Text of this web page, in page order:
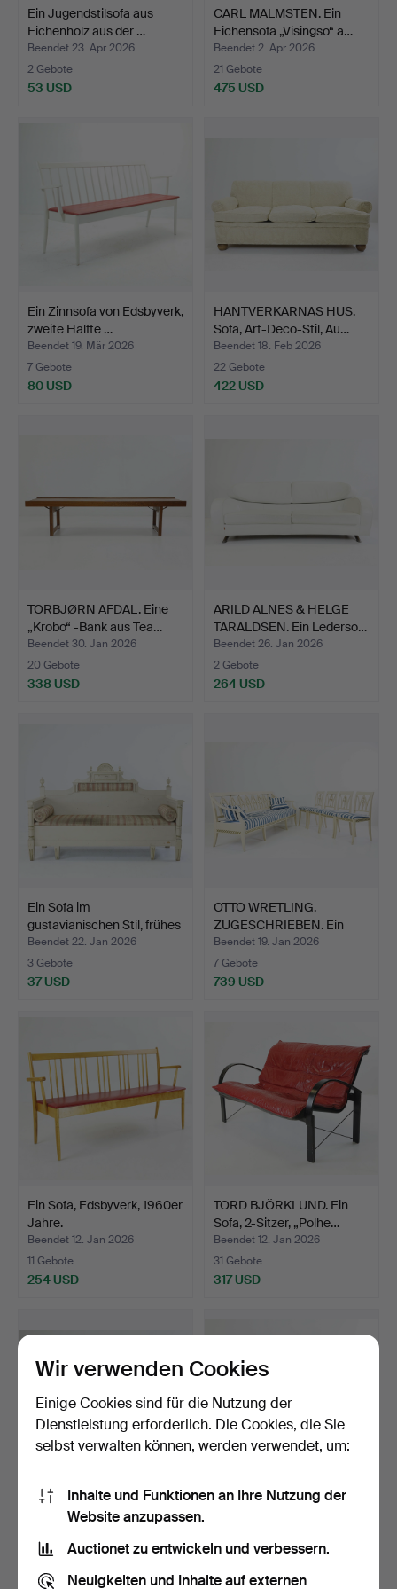
Ein Jugendstilsofa aus
Eichenholz aus der …
Beendet 23. Apr 2026
2 Gebote
53 USD
CARL MALMSTEN. Ein
Eichensofa „Visingsö“ a…
Beendet 2. Apr 2026
21 Gebote
475 USD
Ein Zinnsofa von Edsbyverk,
zweite Hälfte …
Beendet 19. Mär 2026
7 Gebote
80 USD
HANTVERKARNAS HUS.
Sofa, Art-Deco-Stil, Au…
Beendet 18. Feb 2026
22 Gebote
422 USD
TORBJØRN AFDAL. Eine
„Krobo“ -Bank aus Tea…
Beendet 30. Jan 2026
20 Gebote
338 USD
ARILD ALNES & HELGE
TARALDSEN. Ein Lederso…
Beendet 26. Jan 2026
2 Gebote
264 USD
Ein Sofa im
gustavianischen Stil, frühes
2…
Beendet 22. Jan 2026
3 Gebote
37 USD
OTTO WRETLING.
ZUGESCHRIEBEN. Ein
Sofa und…
Beendet 19. Jan 2026
7 Gebote
739 USD
Ein Sofa, Edsbyverk, 1960er
Jahre.
Beendet 12. Jan 2026
11 Gebote
254 USD
TORD BJÖRKLUND. Ein
Sofa, 2-Sitzer, „Polhe…
Beendet 12. Jan 2026
31 Gebote
317 USD
Ein Sofa im
gustavianischen Stil, 20.
Jahr…
38 Gebote
686 USD
Ein Howard-Modellsofa,
601 USD
Wir verwenden Cookies
Einige Cookies sind für die Nutzung der
Dienstleistung erforderlich. Die Cookies, die Sie
selbst verwalten können, werden verwendet, um:
Inhalte und Funktionen an Ihre Nutzung der
Website anzupassen.
Auctionet zu entwickeln und verbessern.
Neuigkeiten und Inhalte auf externen